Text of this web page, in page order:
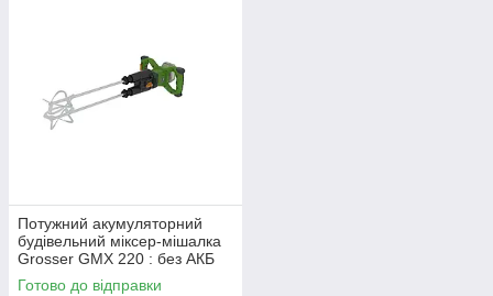
Потужний акумуляторний
будівельний міксер-мішалка
Grosser GMX 220 : без АКБ
(G0277)
Готово до відправки